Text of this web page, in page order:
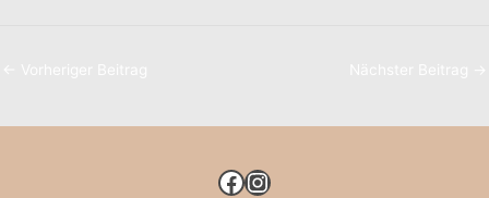
FACEBOOK
INSTAGRAM